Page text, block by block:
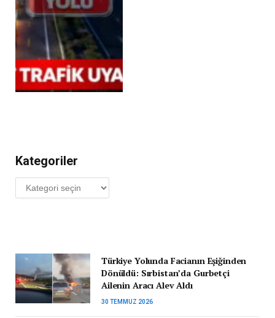
Kategoriler
Kategoriler
Türkiye Yolunda Facianın Eşiğinden
Dönüldü: Sırbistan’da Gurbetçi
Ailenin Aracı Alev Aldı
30 TEMMUZ 2026